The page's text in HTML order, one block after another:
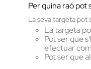
Per quina raó pot
La seva targeta pot
La targeta
Pot ser que
efectuar
Pot ser que